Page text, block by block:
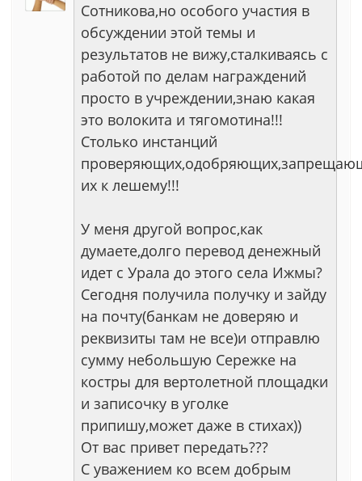
Сотникова,но особого участия в
обсуждении этой темы и
результатов не вижу,сталкиваясь с
работой по делам награждений
просто в учреждении,знаю какая
это волокита и тягомотина!!!
Столько инстанций
их к лешему!!!
У меня другой вопрос,как
думаете,долго перевод денежный
идет с Урала до этого села Ижмы?
Сегодня получила получку и зайду
на почту(банкам не доверяю и
реквизиты там не все)и отправлю
сумму небольшую Сережке на
костры для вертолетной площадки
и записочку в уголке
припишу,может даже в стихах))
От вас привет передать???
С уважением ко всем добрым